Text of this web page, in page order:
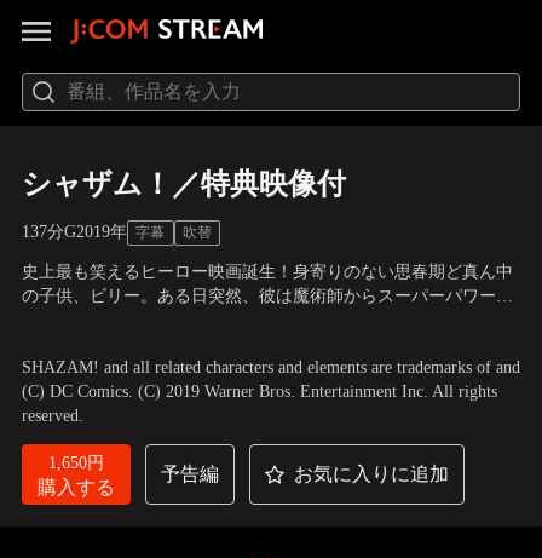
シャザム！／特典映像付
137分G2019年 字幕 吹替
史上最も笑えるヒーロー映画誕生！身寄りのない思春期ど真ん中
の子供、ビリー。ある日突然、彼は魔術師からスーパーパワーを
ーヒーローに変身できるのだ！
SHAZAM! and all related characters and elements are trademarks of and
(C) DC Comics. (C) 2019 Warner Bros. Entertainment Inc. All rights
reserved.
1,650円
購入する
予告編 お気に入りに追加